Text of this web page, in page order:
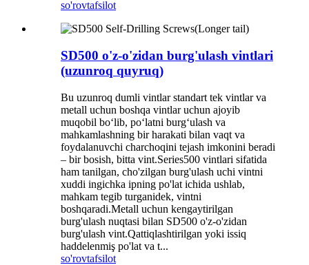
so'rovtafsilot
SD500 o'z-o'zidan burg'ulash vintlari
(uzunroq quyruq)
Bu uzunroq dumli vintlar standart tek vintlar va
metall uchun boshqa vintlar uchun ajoyib
muqobil bo‘lib, po‘latni burg‘ulash va
mahkamlashning bir harakati bilan vaqt va
foydalanuvchi charchoqini tejash imkonini beradi
– bir bosish, bitta vint.Series500 vintlari sifatida
ham tanilgan, cho'zilgan burg'ulash uchi vintni
xuddi ingichka ipning po'lat ichida ushlab,
mahkam tegib turganidek, vintni
boshqaradi.Metall uchun kengaytirilgan
burg'ulash nuqtasi bilan SD500 o'z-o'zidan
burg'ulash vint.Qattiqlashtirilgan yoki issiq
haddelenmiş po'lat va t...
so'rovtafsilot